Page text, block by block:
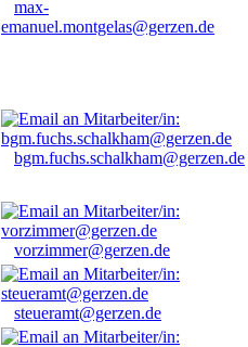
max-
emanuel.montgelas@gerzen.de
bgm.fuchs.schalkham@gerzen.de
vorzimmer@gerzen.de
steueramt@gerzen.de